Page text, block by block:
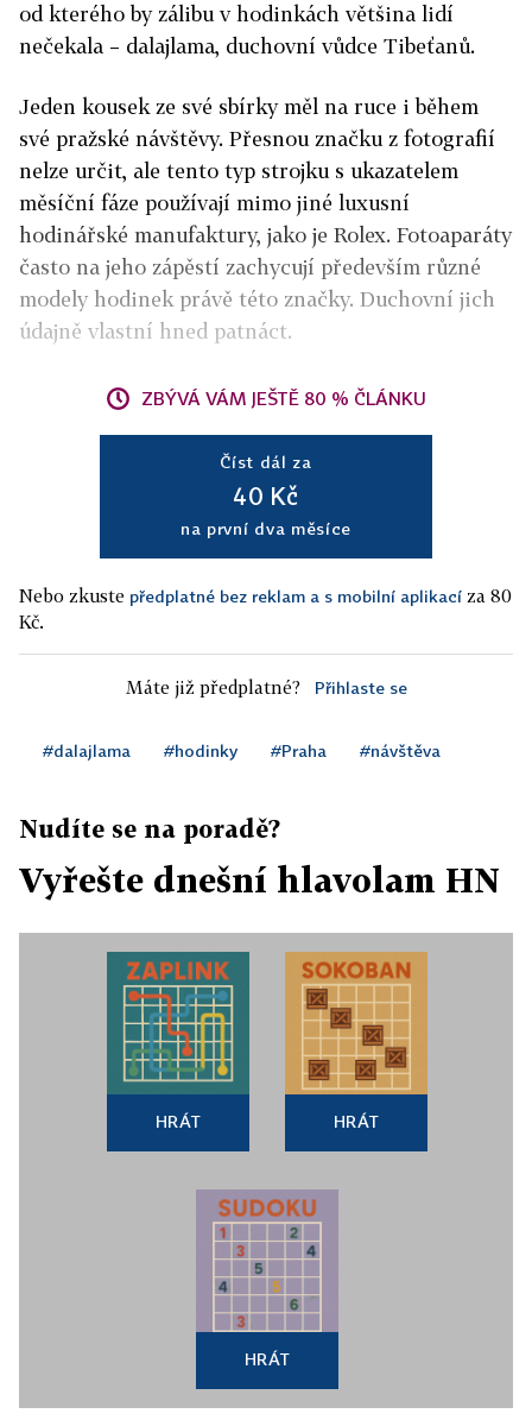
od kterého by zálibu v hodinkách většina lidí
nečekala – dalajlama, duchovní vůdce Tibeťanů.
Jeden kousek ze své sbírky měl na ruce i během
své pražské návštěvy. Přesnou značku z fotografií
nelze určit, ale tento typ strojku s ukazatelem
měsíční fáze používají mimo jiné luxusní
hodinářské manufaktury, jako je Rolex. Fotoaparáty
často na jeho zápěstí zachycují především různé
modely hodinek právě této značky. Duchovní jich
údajně vlastní hned patnáct.
ZBÝVÁ VÁM JEŠTĚ 80 % ČLÁNKU
Číst dál za
40 Kč
na první dva měsíce
Nebo zkuste předplatné bez reklam a s mobilní aplikací za 80
Kč.
Máte již předplatné? Přihlaste se
#dalajlama #hodinky #Praha #návštěva
Nudíte se na poradě?
Vyřešte dnešní hlavolam HN
HRÁT HRÁT
HRÁT